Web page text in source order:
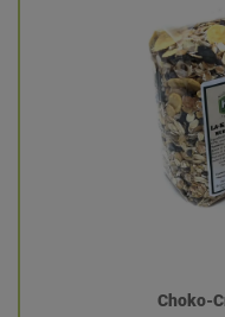
Choko-